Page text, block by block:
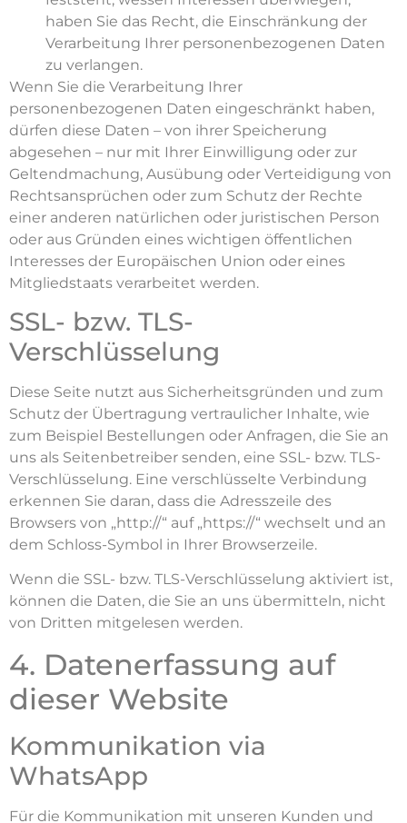
haben Sie das Recht, die Einschränkung der
Verarbeitung Ihrer personenbezogenen Daten
zu verlangen.
Wenn Sie die Verarbeitung Ihrer
personenbezogenen Daten eingeschränkt haben,
dürfen diese Daten – von ihrer Speicherung
abgesehen – nur mit Ihrer Einwilligung oder zur
Geltendmachung, Ausübung oder Verteidigung von
Rechtsansprüchen oder zum Schutz der Rechte
einer anderen natürlichen oder juristischen Person
oder aus Gründen eines wichtigen öffentlichen
Interesses der Europäischen Union oder eines
Mitgliedstaats verarbeitet werden.
SSL- bzw. TLS-
Verschlüsselung
Diese Seite nutzt aus Sicherheitsgründen und zum
Schutz der Übertragung vertraulicher Inhalte, wie
zum Beispiel Bestellungen oder Anfragen, die Sie an
uns als Seitenbetreiber senden, eine SSL- bzw. TLS-
Verschlüsselung. Eine verschlüsselte Verbindung
erkennen Sie daran, dass die Adresszeile des
Browsers von „http://“ auf „https://“ wechselt und an
dem Schloss-Symbol in Ihrer Browserzeile.
Wenn die SSL- bzw. TLS-Verschlüsselung aktiviert ist,
können die Daten, die Sie an uns übermitteln, nicht
von Dritten mitgelesen werden.
4. Datenerfassung auf
dieser Website
Kommunikation via
WhatsApp
Für die Kommunikation mit unseren Kunden und